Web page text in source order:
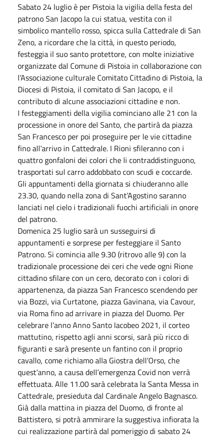
Sabato 24 luglio è per Pistoia la vigilia della festa del
patrono San Jacopo la cui statua, vestita con il
simbolico mantello rosso, spicca sulla Cattedrale di San
Zeno, a ricordare che la città, in questo periodo,
festeggia il suo santo protettore, con molte iniziative
organizzate dal Comune di Pistoia in collaborazione con
l’Associazione culturale Comitato Cittadino di Pistoia, la
Diocesi di Pistoia, il comitato di San Jacopo, e il
contributo di alcune associazioni cittadine e non.
I festeggiamenti della vigilia cominciano alle 21 con la
processione in onore del Santo, che partirà da piazza
San Francesco per poi proseguire per le vie cittadine
fino all’arrivo in Cattedrale. I Rioni sfileranno con i
quattro gonfaloni dei colori che li contraddistinguono,
trasportati sul carro addobbato con scudi e coccarde.
Gli appuntamenti della giornata si chiuderanno alle
23.30, quando nella zona di Sant’Agostino saranno
lanciati nel cielo i tradizionali fuochi artificiali in onore
del patrono.
Domenica 25 luglio sarà un susseguirsi di
appuntamenti e sorprese per festeggiare il Santo
Patrono. Si comincia alle 9.30 (ritrovo alle 9) con la
tradizionale processione dei ceri che vede ogni Rione
cittadino sfilare con un cero, decorato con i colori di
appartenenza, da piazza San Francesco scendendo per
via Bozzi, via Curtatone, piazza Gavinana, via Cavour,
via Roma fino ad arrivare in piazza del Duomo. Per
celebrare l’anno Anno Santo Iacobeo 2021, il corteo
mattutino, rispetto agli anni scorsi, sarà più ricco di
figuranti e sarà presente un fantino con il proprio
cavallo, come richiamo alla Giostra dell’Orso, che
quest’anno, a causa dell’emergenza Covid non verrà
effettuata. Alle 11.00 sarà celebrata la Santa Messa in
Cattedrale, presieduta dal Cardinale Angelo Bagnasco.
Già dalla mattina in piazza del Duomo, di fronte al
Battistero, si potrà ammirare la suggestiva infiorata la
cui realizzazione partirà dal pomeriggio di sabato 24